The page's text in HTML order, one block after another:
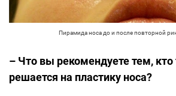
Пирамида носа до и после повторной
– Что вы рекомендуете тем, кто
решается на пластику носа?